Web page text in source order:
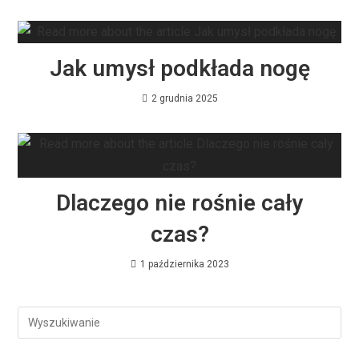
Jak umysł podkłada nogę
2 grudnia 2025
Dlaczego nie rośnie cały
czas?
1 października 2023